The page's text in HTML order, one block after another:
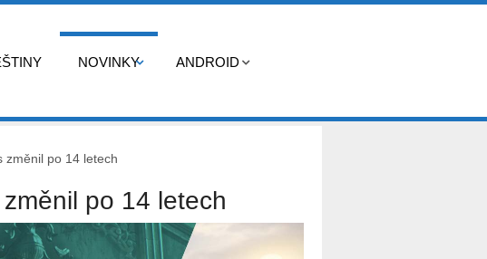
NOVINKY ANDROID
změnil po 14 letech
po 14 letech